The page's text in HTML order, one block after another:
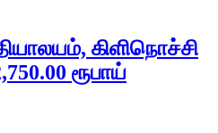
கிளிநொச்சி
ரூபாய்